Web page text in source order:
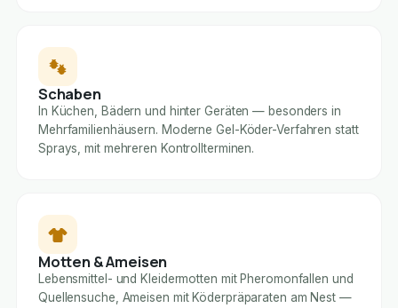
Schaben
In Küchen, Bädern und hinter Geräten — besonders in
Mehrfamilienhäusern. Moderne Gel-Köder-Verfahren statt
Sprays, mit mehreren Kontrollterminen.
Motten & Ameisen
Lebensmittel- und Kleidermotten mit Pheromonfallen und
Quellensuche, Ameisen mit Köderpräparaten am Nest —